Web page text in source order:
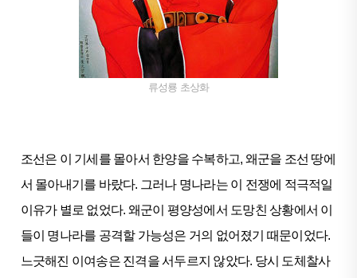
류성룡 초상화
조선은 이 기세를 몰아서 한양을 수복하고, 왜군을 조선 땅에
서 몰아내기를 바랐다. 그러나 명나라는 이 전쟁에 적극적일
이유가 별로 없었다. 왜군이 평양성에서 도망친 상황에서 이
들이 명나라를 공격할 가능성은 거의 없어졌기 때문이었다.
느긋해진 이여송은 진격을 서두르지 않았다. 당시 도체찰사